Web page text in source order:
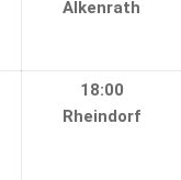
Alkenrath
18:00
Rheindorf